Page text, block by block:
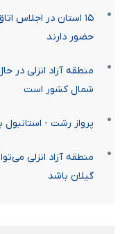
۱۵ استان در اجلاس
حضور دارند
منطقه آزاد انزلی
شمال کشور است
پرواز رشت - استانبول
منطقه آزاد انزلی
گیلان باشد